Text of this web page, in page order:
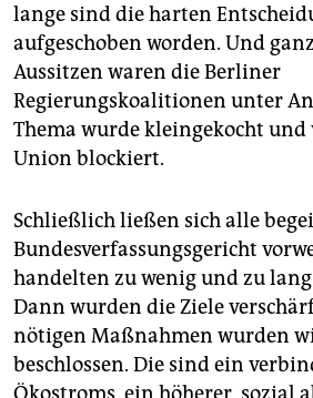
lange sind die harten
aufgeschoben worden. Und
Aussitzen waren die Berliner
Regierungskoalitionen unter
Thema wurde kleingekocht
Union blockiert.
Schließlich ließen sich alle
Bundesverfassungsgericht
handelten zu wenig und zu
Dann wurden die Ziele
nötigen Maßnahmen wurden
beschlossen. Die sind ein